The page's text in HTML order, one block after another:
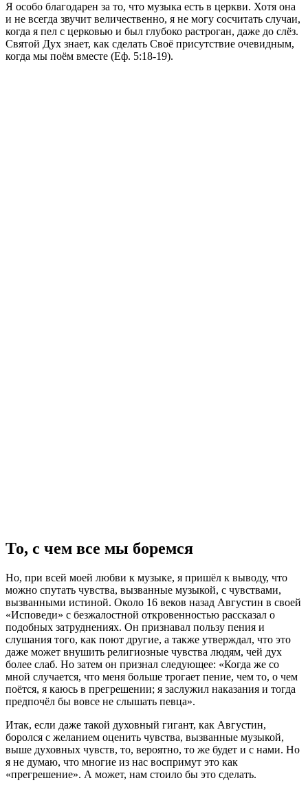
Я особо благодарен за то, что музыка есть в церкви. Хотя она
и не всегда звучит величественно, я не могу сосчитать случаи,
когда я пел с церковью и был глубоко растроган, даже до слёз.
Святой Дух знает, как сделать Своё присутствие очевидным,
когда мы поём вместе (Еф. 5:18-19).
То, с чем все мы боремся
Но, при всей моей любви к музыке, я пришёл к выводу, что
можно спутать чувства, вызванные музыкой, с чувствами,
вызванными истиной. Около 16 веков назад Августин в своей
«Исповеди» с безжалостной откровенностью рассказал о
подобных затруднениях. Он признавал пользу пения и
слушания того, как поют другие, а также утверждал, что это
даже может внушить религиозные чувства людям, чей дух
более слаб. Но затем он признал следующее: «Когда же со
мной случается, что меня больше трогает пение, чем то, о чем
поётся, я каюсь в прегрешении; я заслужил наказания и тогда
предпочёл бы вовсе не слышать певца».
Итак, если даже такой духовный гигант, как Августин,
боролся с желанием оценить чувства, вызванные музыкой,
выше духовных чувств, то, вероятно, то же будет и с нами. Но
я не думаю, что многие из нас воспримут это как
«прегрешение». А может, нам стоило бы это сделать.